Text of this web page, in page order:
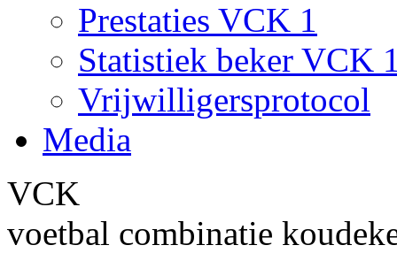
Prestaties VCK 1
Statistiek beker VCK
Vrijwilligersprotocol
Media
VCK
voetbal combinatie